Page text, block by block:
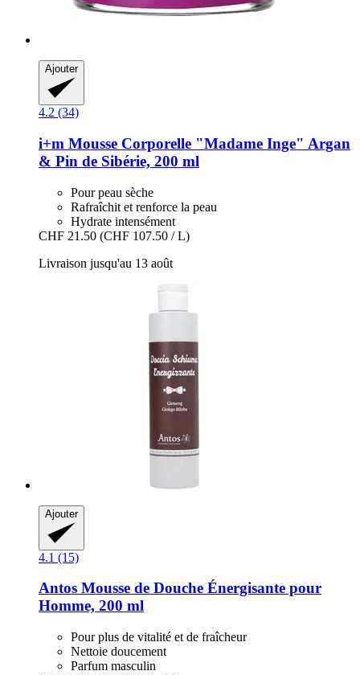
Ajouter
4.2 (34)
i+m Mousse Corporelle "Madame Inge" Argan
& Pin de Sibérie, 200 ml
Pour peau sèche
Rafraîchit et renforce la peau
Hydrate intensément
CHF 21.50 (CHF 107.50 / L)
Livraison jusqu'au 13 août
Ajouter
4.1 (15)
Antos Mousse de Douche Énergisante pour
Homme, 200 ml
Pour plus de vitalité et de fraîcheur
Nettoie doucement
Parfum masculin